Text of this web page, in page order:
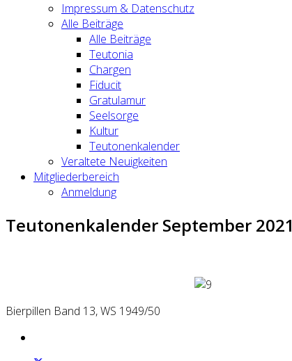
Impressum & Datenschutz
Alle Beiträge
Alle Beiträge
Teutonia
Chargen
Fiducit
Gratulamur
Seelsorge
Kultur
Teutonenkalender
Veraltete Neuigkeiten
Mitgliederbereich
Anmeldung
Teutonenkalender September 2021
Bierpillen Band 13, WS 1949/50